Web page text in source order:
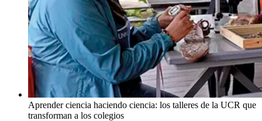
Aprender ciencia haciendo ciencia: los talleres de la UCR que
transforman a los colegios